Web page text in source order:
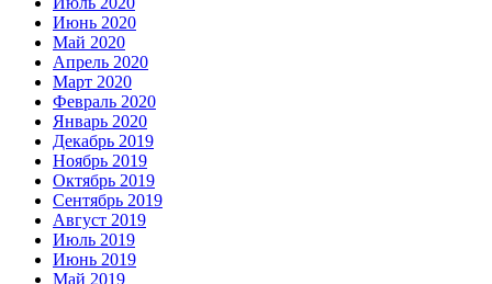
Июнь 2020
Май 2020
Апрель 2020
Март 2020
Февраль 2020
Январь 2020
Декабрь 2019
Ноябрь 2019
Октябрь 2019
Сентябрь 2019
Август 2019
Июль 2019
Июнь 2019
Май 2019